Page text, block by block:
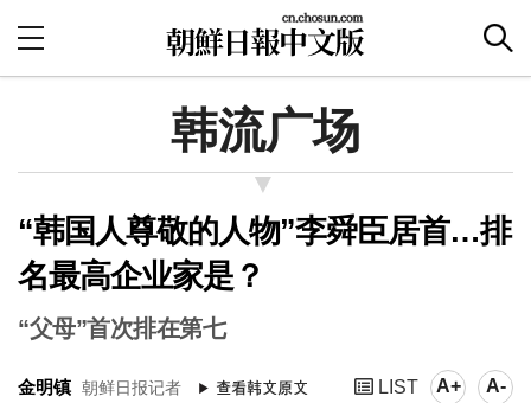
韩流广场
“韩国人尊敬的人物”李舜臣居首…排
名最高企业家是？
“父母”首次排在第七
金明镇 朝鲜日报记者 LIST A+ A-